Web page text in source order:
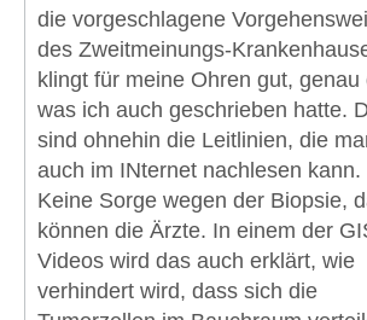
die vorgeschlagene
des Zweitmeinungs-
klingt für meine Ohren gut, genau
was ich auch geschrieben hatte.
sind ohnehin die Leitlinien, die
auch im INternet nachlesen kann.
Keine Sorge wegen der Biopsie,
können die Ärzte. In einem der
Videos wird das auch erklärt, wie
verhindert wird, dass sich die